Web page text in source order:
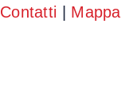
Contatti
Mappa